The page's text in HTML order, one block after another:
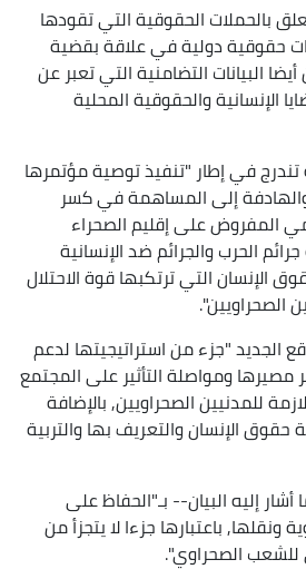
بالحملات الحقوقية التي تقودها
حقوقية دولية في علاقة بقضية
البيانات التضامنية التي تعبر عن
والحقوقية المحلية
في إطار "تنفيذ توصية مؤتمرها
إلى المساهمة في كسر
المفروض على إقليم الصحراء
الحرب والجرائم ضد الإنسانية
الإنسان التي ترتكبها قوة الاحتلال
الجديد "جزء من استراتيجيتها لدعم
ومواصلة التأثير على المجتمع
للمدنيين الصحراويين, بالإضافة
الإنسان والتعريف بها والتربية
إليه البيان-- بـ"الحفاظ على
ونقلها, باعتبارها جزءا لا يتجزأ من
للشعب الصحراوي".